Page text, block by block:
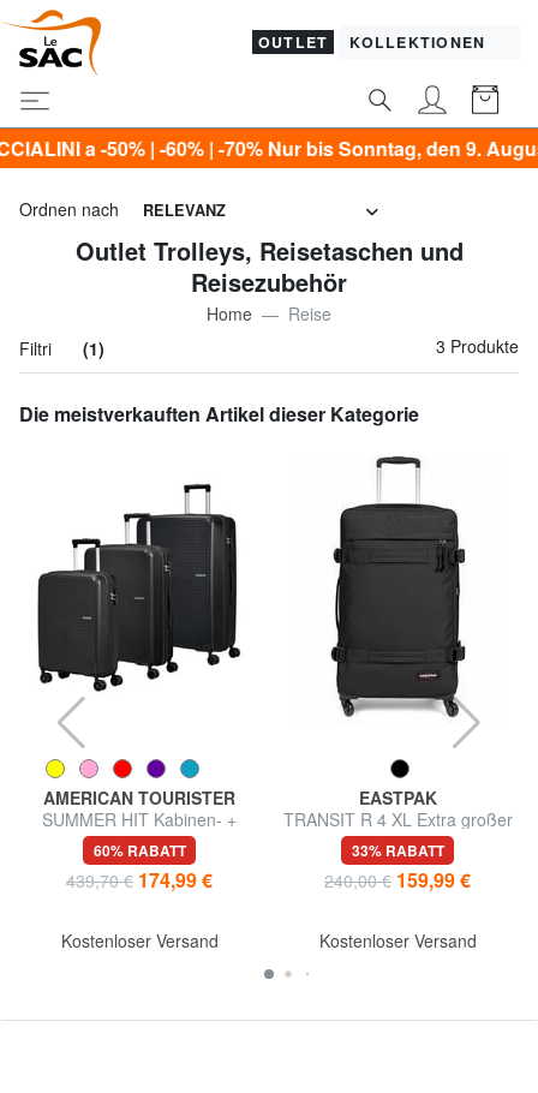
OUTLET KOLLEKTIONEN
-50% | -60% | -70% Nur bis Sonntag, den 9. August!*
Ordnen nach RELEVANZ
Outlet Trolleys, Reisetaschen und
Reisezubehör
Home
Reise
Filtri
(1) 3 Produkte
Die meistverkauften Artikel dieser Kategorie
AMERICAN TOURISTER
SUMMER HIT Kabinen- +
Mittel- + Groß-Trolley-Set
60% RABATT
439,70 € 174,99 €
Kostenloser Versand
EASTPAK
TRANSIT R 4 XL Extra großer
Trolley
33% RABATT
240,00 € 159,99 €
Kostenloser Versand